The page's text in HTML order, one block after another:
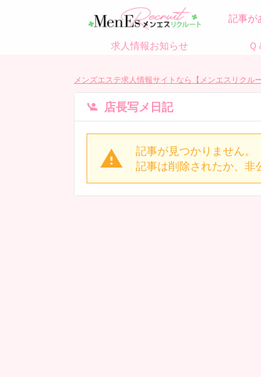
記事が
求人情報お知らせ Ｑ
メンズエステ求人情報サイトなら【メンエスリクルー
店長写メ日記
記事が見つかりません。
記事は削除されたか、非